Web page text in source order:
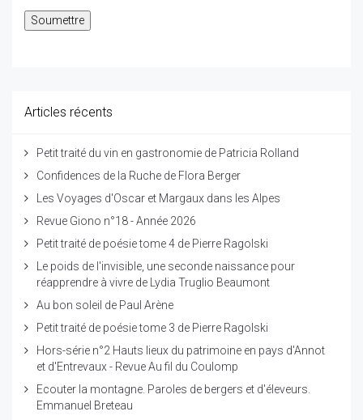
Articles récents
Petit traité du vin en gastronomie de Patricia Rolland
Confidences de la Ruche de Flora Berger
Les Voyages d'Oscar et Margaux dans les Alpes
Revue Giono n°18 - Année 2026
Petit traité de poésie tome 4 de Pierre Ragolski
Le poids de l'invisible, une seconde naissance pour
réapprendre à vivre de Lydia Truglio Beaumont
Au bon soleil de Paul Arène
Petit traité de poésie tome 3 de Pierre Ragolski
Hors-série n°2 Hauts lieux du patrimoine en pays d'Annot
et d'Entrevaux - Revue Au fil du Coulomp
Ecouter la montagne. Paroles de bergers et d'éleveurs.
Emmanuel Breteau